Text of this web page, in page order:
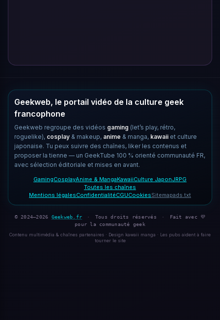
Geekweb, le portail vidéo de la culture geek
francophone
Geekweb regroupe des vidéos gaming (let’s play, rétro,
roguelike), cosplay & makeup, anime & manga, kawaii et culture
japonaise. Tu peux suivre des chaînes, liker les contenus et
proposer la tienne — un GeekTube 100 % orienté communauté FR,
avec sélection éditoriale et mises en avant.
GamingCosplayAnime & MangaKawaiiCulture JaponJRPG
Toutes les chaînes
Mentions légalesConfidentialitéCGUCookiesSitemapads.txt
© 2024–2026 Geekweb.fr · Tous droits réservés ·
Fait avec 💜
pour la communauté geek
Contenu multimédia & chaînes partenaires · Design kawaii manga · Les pubs aident à faire
tourner le site